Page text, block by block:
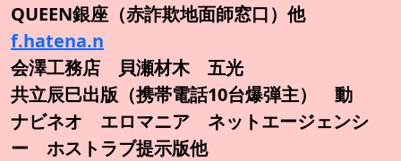
QUEEN銀座（赤詐欺地面師窓口）他
f.hatena.n
会澤工務店 貝瀬材木 五光
共立辰巳出版（携帯電話10台爆弾主） 動
ナビネオ エロマニア ネットエージェンシ
ー ホストラブ提示版他